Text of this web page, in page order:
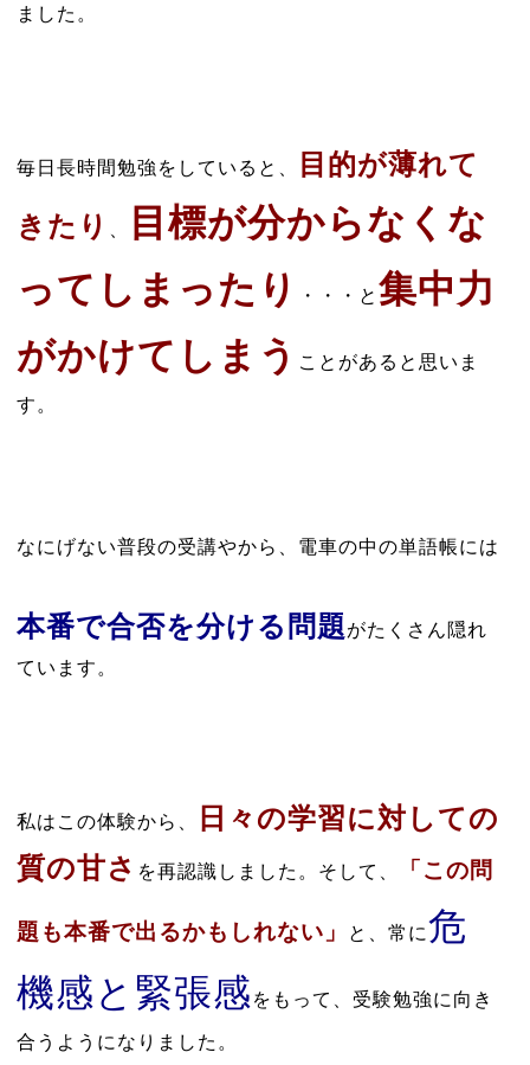
ました。
毎日長時間勉強をしていると、
目的が薄れて
きたり
目標が分からなくな
ってしまったり
・・・と 集中力
がかけてしまう
ことがあると思いま
す。
なにげない普段の受講やから、電車の中の単語帳には
本番で合否を分ける問題がたくさん隠れ
ています。
私はこの体験から、
日々の学習に対しての
質の甘さ を再認識しました。そして、 「この問
題も本番で出るかもしれない」 と、常に危
機感と緊張感 をもって、受験勉強に向き
合うようになりました。